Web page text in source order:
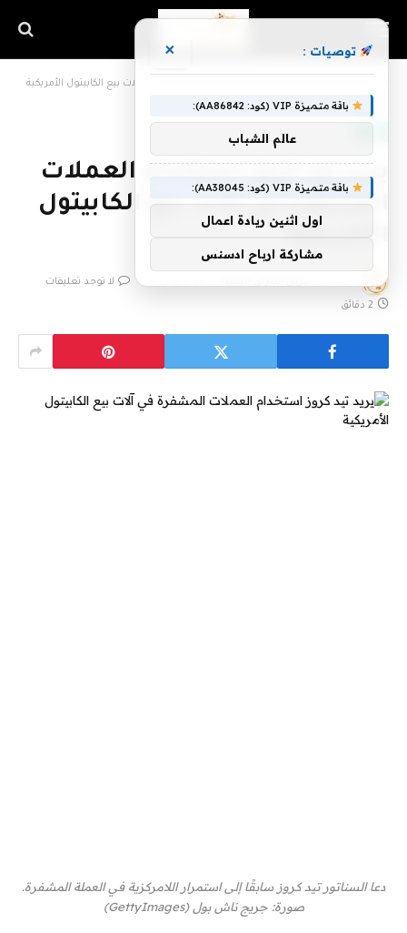
يريد تيد كروز استخدام العملات المشفرة في آلات بيع الكابيتول الأمريكية
يريد تيد كروز استخدام العملات
المشفرة في آلات بيع الكابيتول
الأمريكية
لا توجد تعليقات
2 دقائق
دعا السناتور تيد كروز سابقًا إلى استمرار اللامركزية في العملة المشفرة.
صورة:جريج ناش بول (
GettyImages
)
توصيات : ×
باقة متميزة VIP (كود: AA86842):
عالم الشباب
باقة متميزة VIP (كود: AA38045):
اول اثنين ريادة اعمال
مشاركة ارباح ادسنس